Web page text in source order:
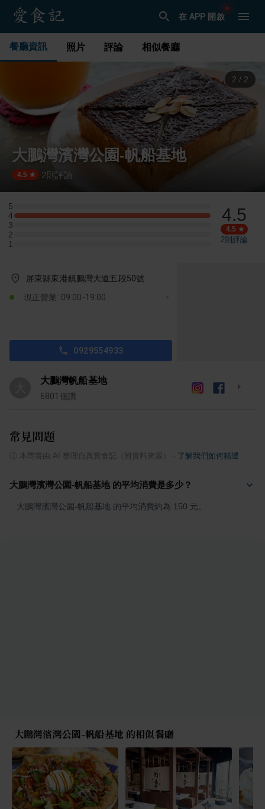
在 APP 開啟
餐廳資訊 照片 評論 相似餐廳
1 / 2
大鵬灣濱灣公園-帆船基地
4.5 2 則評論
5
5 星：0 則評論
4
4 星：1 則評論
3
3 星：0 則評論
2
2 星：0 則評論
1
1 星：0 則評論
4.5
4.5
2則評論
屏東縣東港鎮鵬灣大道五段50號
現正營業: 09:00-19:00
0929554933
大鵬灣帆船基地
6801 個讚
常見問題
本問答由 AI 整理自真實食記（附資料來源） 了解我們如何精選
大鵬灣濱灣公園-帆船基地 的平均消費是多少？
大鵬灣濱灣公園-帆船基地 的平均消費約為 150 元。
大鵬灣濱灣公園-帆船基地 的相似餐廳